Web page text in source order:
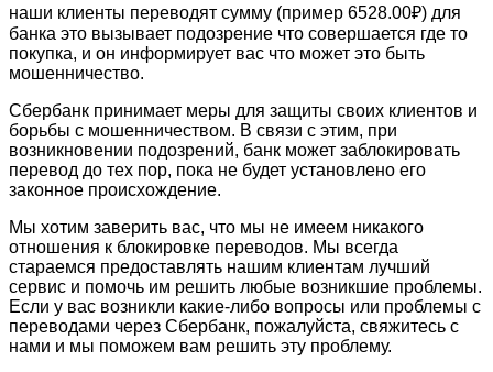
наши клиенты переводят сумму (пример 6528.00₽) для
банка это вызывает подозрение что совершается где то
покупка, и он информирует вас что может это быть
мошенничество.
Сбербанк принимает меры для защиты своих клиентов и
борьбы с мошенничеством. В связи с этим, при
возникновении подозрений, банк может заблокировать
перевод до тех пор, пока не будет установлено его
законное происхождение.
Мы хотим заверить вас, что мы не имеем никакого
отношения к блокировке переводов. Мы всегда
стараемся предоставлять нашим клиентам лучший
сервис и помочь им решить любые возникшие проблемы.
Если у вас возникли какие-либо вопросы или проблемы с
переводами через Сбербанк, пожалуйста, свяжитесь с
нами и мы поможем вам решить эту проблему.